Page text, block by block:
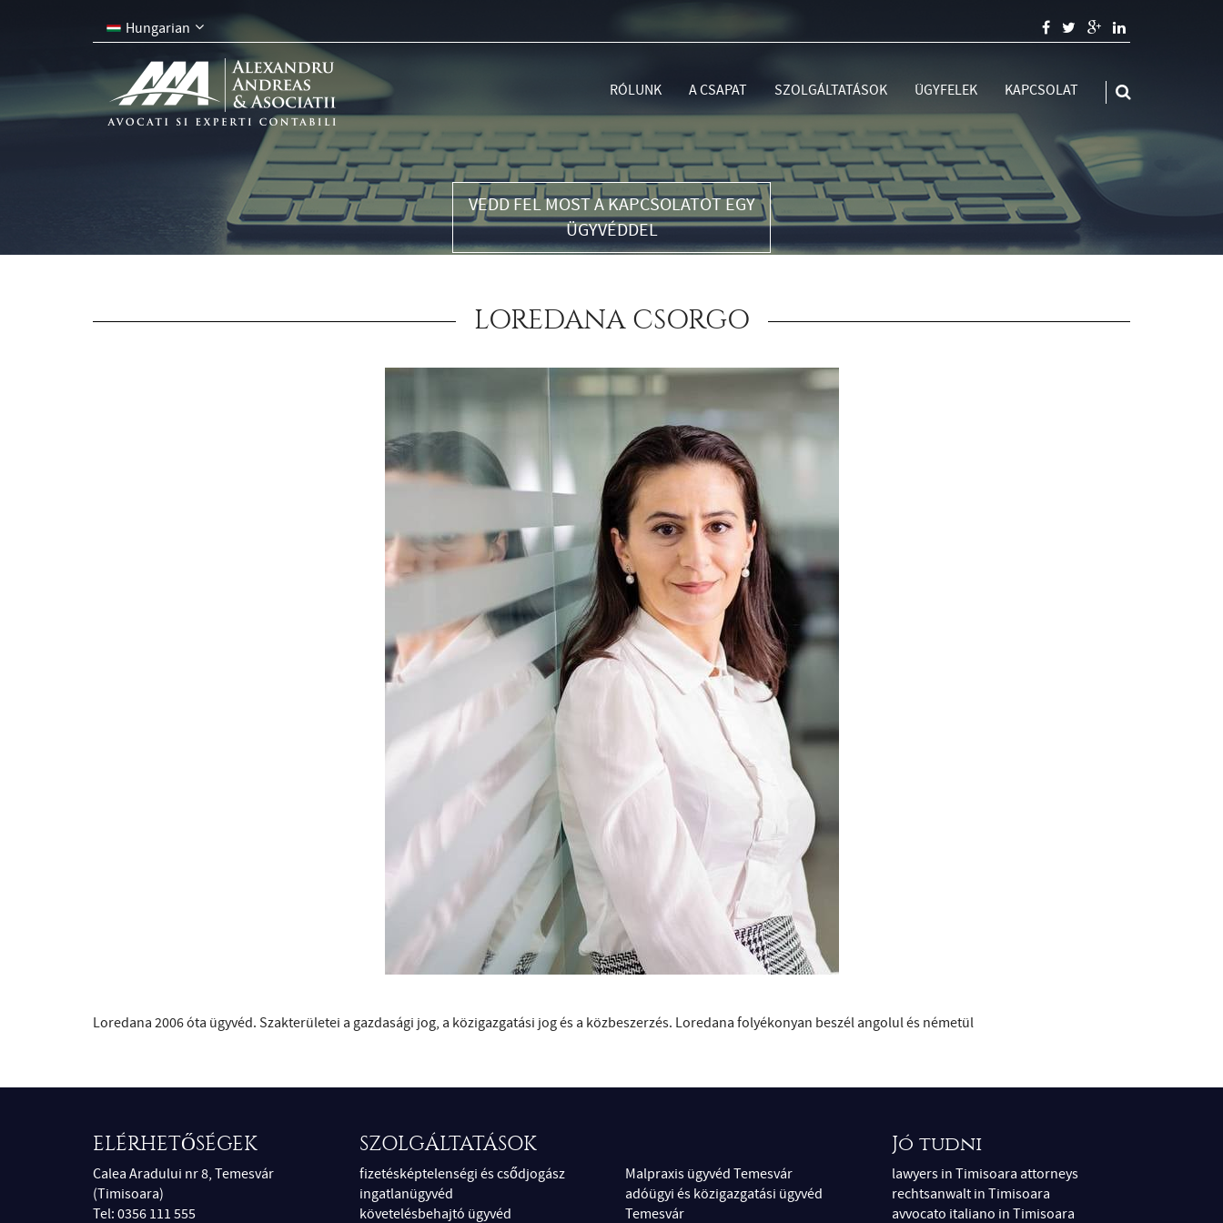
Hungarian
RÓLUNK A CSAPAT SZOLGÁLTATÁSOK ÜGYFELEK KAPCSOLAT 
VEDD FEL MOST A KAPCSOLATOT EGY
ÜGYVÉDDEL
LOREDANA CSORGO
Loredana 2006 óta ügyvéd. Szakterületei a gazdasági jog, a közigazgatási jog és a közbeszerzés. Loredana folyékonyan beszél angolul és németül
ELÉRHETŐSÉGEK
Calea Aradului nr 8, Temesvár
(Timisoara)
Tel: 0356 111 555
SZOLGÁLTATÁSOK
fizetésképtelenségi és csődjogász
ingatlanügyvéd
követelésbehajtó ügyvéd
Malpraxis ügyvéd Temesvár
adóügyi és közigazgatási ügyvéd
Temesvár
Jó tudni
lawyers in Timisoara attorneys
rechtsanwalt in Timisoara
avvocato italiano in Timisoara